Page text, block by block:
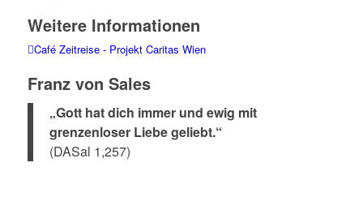
Weitere Informationen
Café Zeitreise - Projekt Caritas Wien
Franz von Sales
„Gott hat dich immer und ewig mit
grenzenloser Liebe geliebt.“
(DASal 1,257)